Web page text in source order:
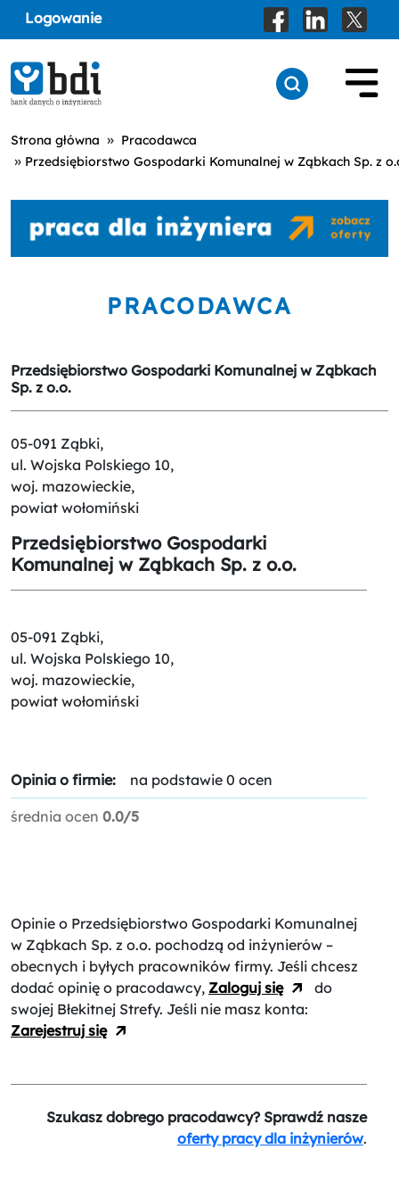
Logowanie
Strona główna » Pracodawca
» Przedsiębiorstwo Gospodarki Komunalnej w Ząbkach Sp. z
PRACODAWCA
Przedsiębiorstwo Gospodarki Komunalnej w Ząbkach
Sp. z o.o.
05-091 Ząbki,
ul. Wojska Polskiego 10,
woj. mazowieckie,
powiat wołomiński
Przedsiębiorstwo Gospodarki
Komunalnej w Ząbkach Sp. z o.o.
05-091 Ząbki,
ul. Wojska Polskiego 10,
woj. mazowieckie,
powiat wołomiński
Opinia o firmie: na podstawie 0 ocen
średnia ocen 0.0/5
Opinie o Przedsiębiorstwo Gospodarki Komunalnej
w Ząbkach Sp. z o.o. pochodzą od inżynierów –
obecnych i byłych pracowników firmy. Jeśli chcesz
dodać opinię o pracodawcy, Zaloguj się
do
swojej Błekitnej Strefy. Jeśli nie masz konta:
Zarejestruj się
Szukasz dobrego pracodawcy? Sprawdź nasze
oferty pracy dla inżynierów.